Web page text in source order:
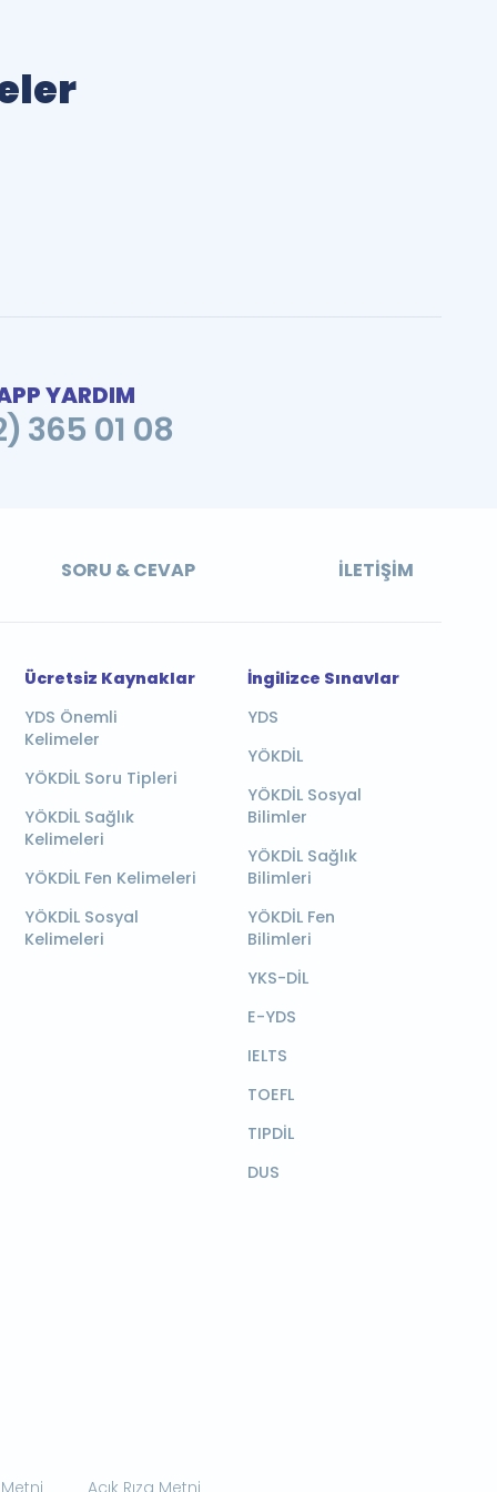
YARDIM
365 01 08
SORU & CEVAP İLETIŞIM
Ücretsiz Kaynaklar
YDS Önemli
Kelimeler
YÖKDİL Soru Tipleri
YÖKDİL Sağlık
Kelimeleri
YÖKDİL Fen Kelimeleri
YÖKDİL Sosyal
Kelimeleri
İngilizce Sınavlar
YDS
YÖKDİL
YÖKDİL Sosyal
Bilimler
YÖKDİL Sağlık
Bilimleri
YÖKDİL Fen
Bilimleri
YKS-DİL
E-YDS
IELTS
TOEFL
TIPDİL
DUS
Açık Rıza Metni